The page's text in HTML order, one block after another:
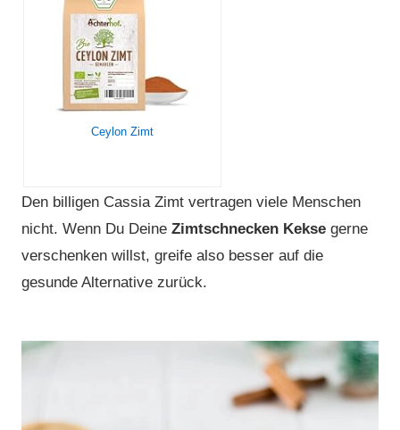
Ceylon Zimt
Den billigen Cassia Zimt vertragen viele Menschen
nicht. Wenn Du Deine Zimtschnecken Kekse gerne
verschenken willst, greife also besser auf die
gesunde Alternative zurück.